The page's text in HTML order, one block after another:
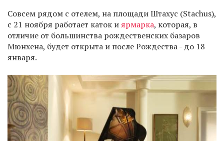
Совсем рядом с отелем, на площади Штахус (Stachus),
с 21 ноября работает каток иярмарка, которая, в
отличие от большинства рождественских базаров
Мюнхена, будет открыта и после Рождества - до 18
января.